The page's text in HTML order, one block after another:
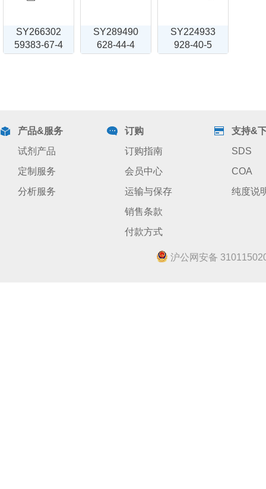
SY266302
59383-67-4
SY289490
628-44-4
SY224933
928-40-5
产品&服务
试剂产品
定制服务
分析服务
订购
订购指南
会员中心
运输与保存
销售条款
付款方式
支持&
SDS
COA
纯度说
沪公网安备